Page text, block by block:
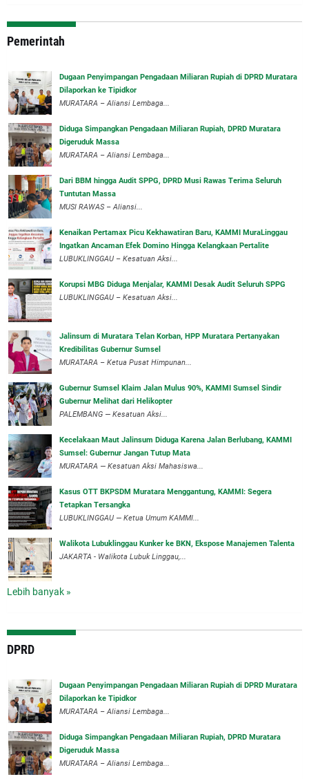
Pemerintah
‎Dugaan Penyimpangan Pengadaan Miliaran Rupiah di DPRD Muratara
Dilaporkan ke Tipidkor
‎MURATARA – Aliansi Lembaga...
Diduga Simpangkan Pengadaan Miliaran Rupiah, DPRD Muratara
Digeruduk Massa
‎MURATARA – Aliansi Lembaga...
Dari BBM hingga Audit SPPG, DPRD Musi Rawas Terima Seluruh
Tuntutan Massa
MUSI RAWAS – Aliansi...
‎Kenaikan Pertamax Picu Kekhawatiran Baru, KAMMI MuraLinggau
Ingatkan Ancaman Efek Domino Hingga Kelangkaan Pertalite
‎LUBUKLINGGAU – Kesatuan Aksi...
Korupsi MBG Diduga Menjalar, KAMMI Desak Audit Seluruh SPPG
‎LUBUKLINGGAU – Kesatuan Aksi...
‎Jalinsum di Muratara Telan Korban, HPP Muratara Pertanyakan
Kredibilitas Gubernur Sumsel
MURATARA – Ketua Pusat Himpunan...
‎Gubernur Sumsel Klaim Jalan Mulus 90%, KAMMI Sumsel Sindir
Gubernur Melihat dari Helikopter
‎PALEMBANG — Kesatuan Aksi...
‎Kecelakaan Maut Jalinsum Diduga Karena Jalan Berlubang, KAMMI
Sumsel: Gubernur Jangan Tutup Mata
‎MURATARA — Kesatuan Aksi Mahasiswa...
‎Kasus OTT BKPSDM Muratara Menggantung, KAMMI: Segera
Tetapkan Tersangka
‎LUBUKLINGGAU — Ketua Umum KAMMI...
Walikota Lubuklinggau Kunker ke BKN, Ekspose Manajemen Talenta
JAKARTA - Walikota Lubuk Linggau,...
Lebih banyak »
DPRD
‎Dugaan Penyimpangan Pengadaan Miliaran Rupiah di DPRD Muratara
Dilaporkan ke Tipidkor
‎MURATARA – Aliansi Lembaga...
Diduga Simpangkan Pengadaan Miliaran Rupiah, DPRD Muratara
Digeruduk Massa
‎MURATARA – Aliansi Lembaga...